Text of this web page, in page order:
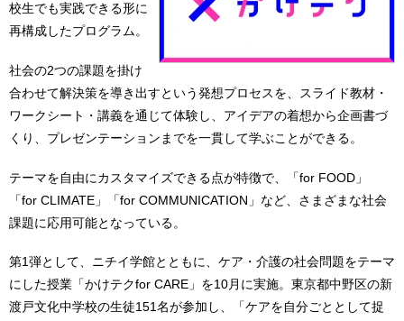
校生でも実践できる形に
再構成したプログラム。
社会の2つの課題を掛け
合わせて解決策を導き出すという発想プロセスを、スライド教材・
ワークシート・講義を通じて体験し、アイデアの着想から企画書づ
くり、プレゼンテーションまでを一貫して学ぶことができる。
テーマを自由にカスタマイズできる点が特徴で、「for FOOD」
「for CLIMATE」「for COMMUNICATION」など、さまざまな社会
課題に応用可能となっている。
第1弾として、ニチイ学館とともに、ケア・介護の社会問題をテーマ
にした授業「かけテクfor CARE」を10月に実施。東京都中野区の新
渡戸文化中学校の生徒151名が参加し、「ケアを自分ごととして捉